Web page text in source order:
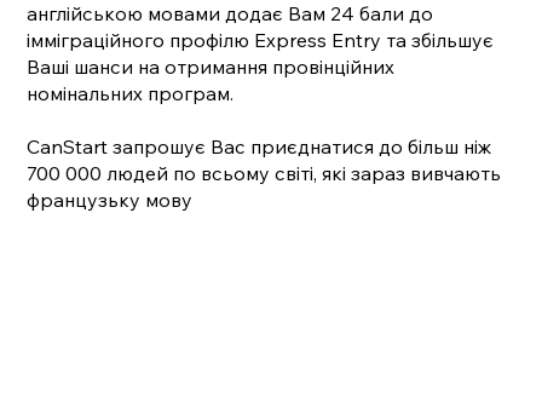
англійською мовами додає Вам 24 бали до
імміграційного профілю Express Entry та збільшує
Ваші шанси на отримання провінційних
номінальних програм.
CanStart запрошує Вас приєднатися до більш ніж
700 000 людей по всьому світі, які зараз вивчають
французьку мову